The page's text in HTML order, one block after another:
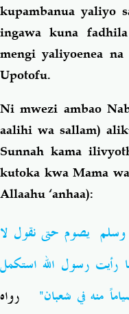
Mapishi
kupambanua yaliyo
ingawa kuna
mengi yaliyoenea
Upotofu.
Ni mwezi ambao
aalihi wa sallam)
Sunnah kama
kutoka kwa Mama
Allaahu ‘anhaa):
وسلم يصوم حتى نقول لا
رأيت رسول الله استكمل
منه في شعبان"
رواه